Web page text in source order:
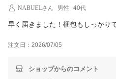
NABUELさん
男性 40代
早く届きました！梱包もしっかり
注文日：2026/07/05
ショップからのコメント